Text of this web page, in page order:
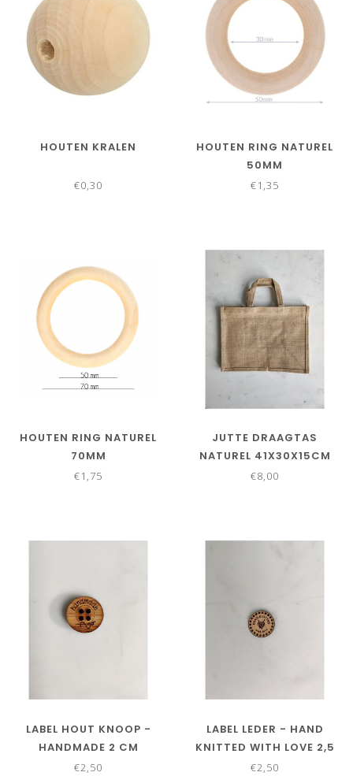
HOUTEN KRALEN
€0,30
HOUTEN RING NATUREL
50MM
€1,35
HOUTEN RING NATUREL
70MM
€1,75
JUTTE DRAAGTAS
NATUREL 41X30X15CM
€8,00
LABEL HOUT KNOOP -
HANDMADE 2 CM
€2,50
LABEL LEDER - HAND
KNITTED WITH LOVE 2,5
CM
€2,50